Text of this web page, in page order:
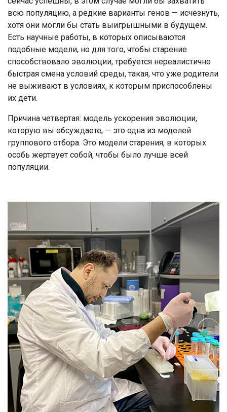
всю популяцию, а редкие варианты генов — исчезнуть,
хотя они могли бы стать выигрышными в будущем.
Есть научные работы, в которых описываются
подобные модели, но для того, чтобы старение
способствовало эволюции, требуется нереалистично
быстрая смена условий среды, такая, что уже родители
не выживают в условиях, к которым приспособлены
их дети.
Причина четвертая: модель ускорения эволюции,
которую вы обсуждаете, — это одна из моделей
группового отбора. Это модели старения, в которых
особь жертвует собой, чтобы было лучше всей
популяции.